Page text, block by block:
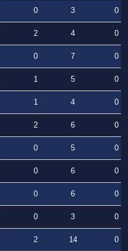
0 3
0
2 4
0
0 7
0
1 5
0
1 4
0
2 6
0
0 5
0
0 6
0
0 6
0
0 3
0
2 14
0